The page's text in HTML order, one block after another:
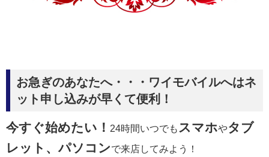
お急ぎのあなたへ・・・ワイモバイルへはネ
ット申し込みが早くて便利！
今すぐ始めたい！ 24時間いつでもスマホやタブ
レット、パソコンで来店してみよう！